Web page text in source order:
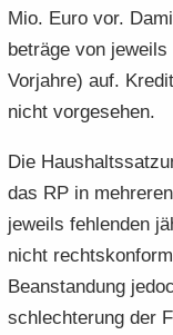
Mio. Euro vor.
be­trä­ge von
Vor­jah­re) auf.
nicht vor­ge­se­hen.
Die
das RP in
je­weils feh­len­den
nicht
Be­an­stan­dung
schlech­te­rung der